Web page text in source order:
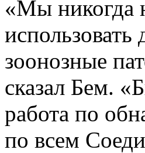
«Мы никогда
зоонозные
сказал Бем.
работа по
по всем